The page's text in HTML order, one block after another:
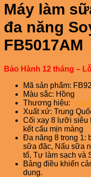
Máy làm
đa năng
FB5017AM
Bảo Hành 12 tháng –
Mã sản phẩm:
Màu sắc: Hồng
Thương hiệu:
Xuất xứ: Trung
Cối xay 8 lưỡi siêu
kết cấu mịn màng
Đa năng 8 trong 1:
sữa đặc, Nấu sữa
tố, Tự làm sạch và
Bảng điều khiển
dụng.